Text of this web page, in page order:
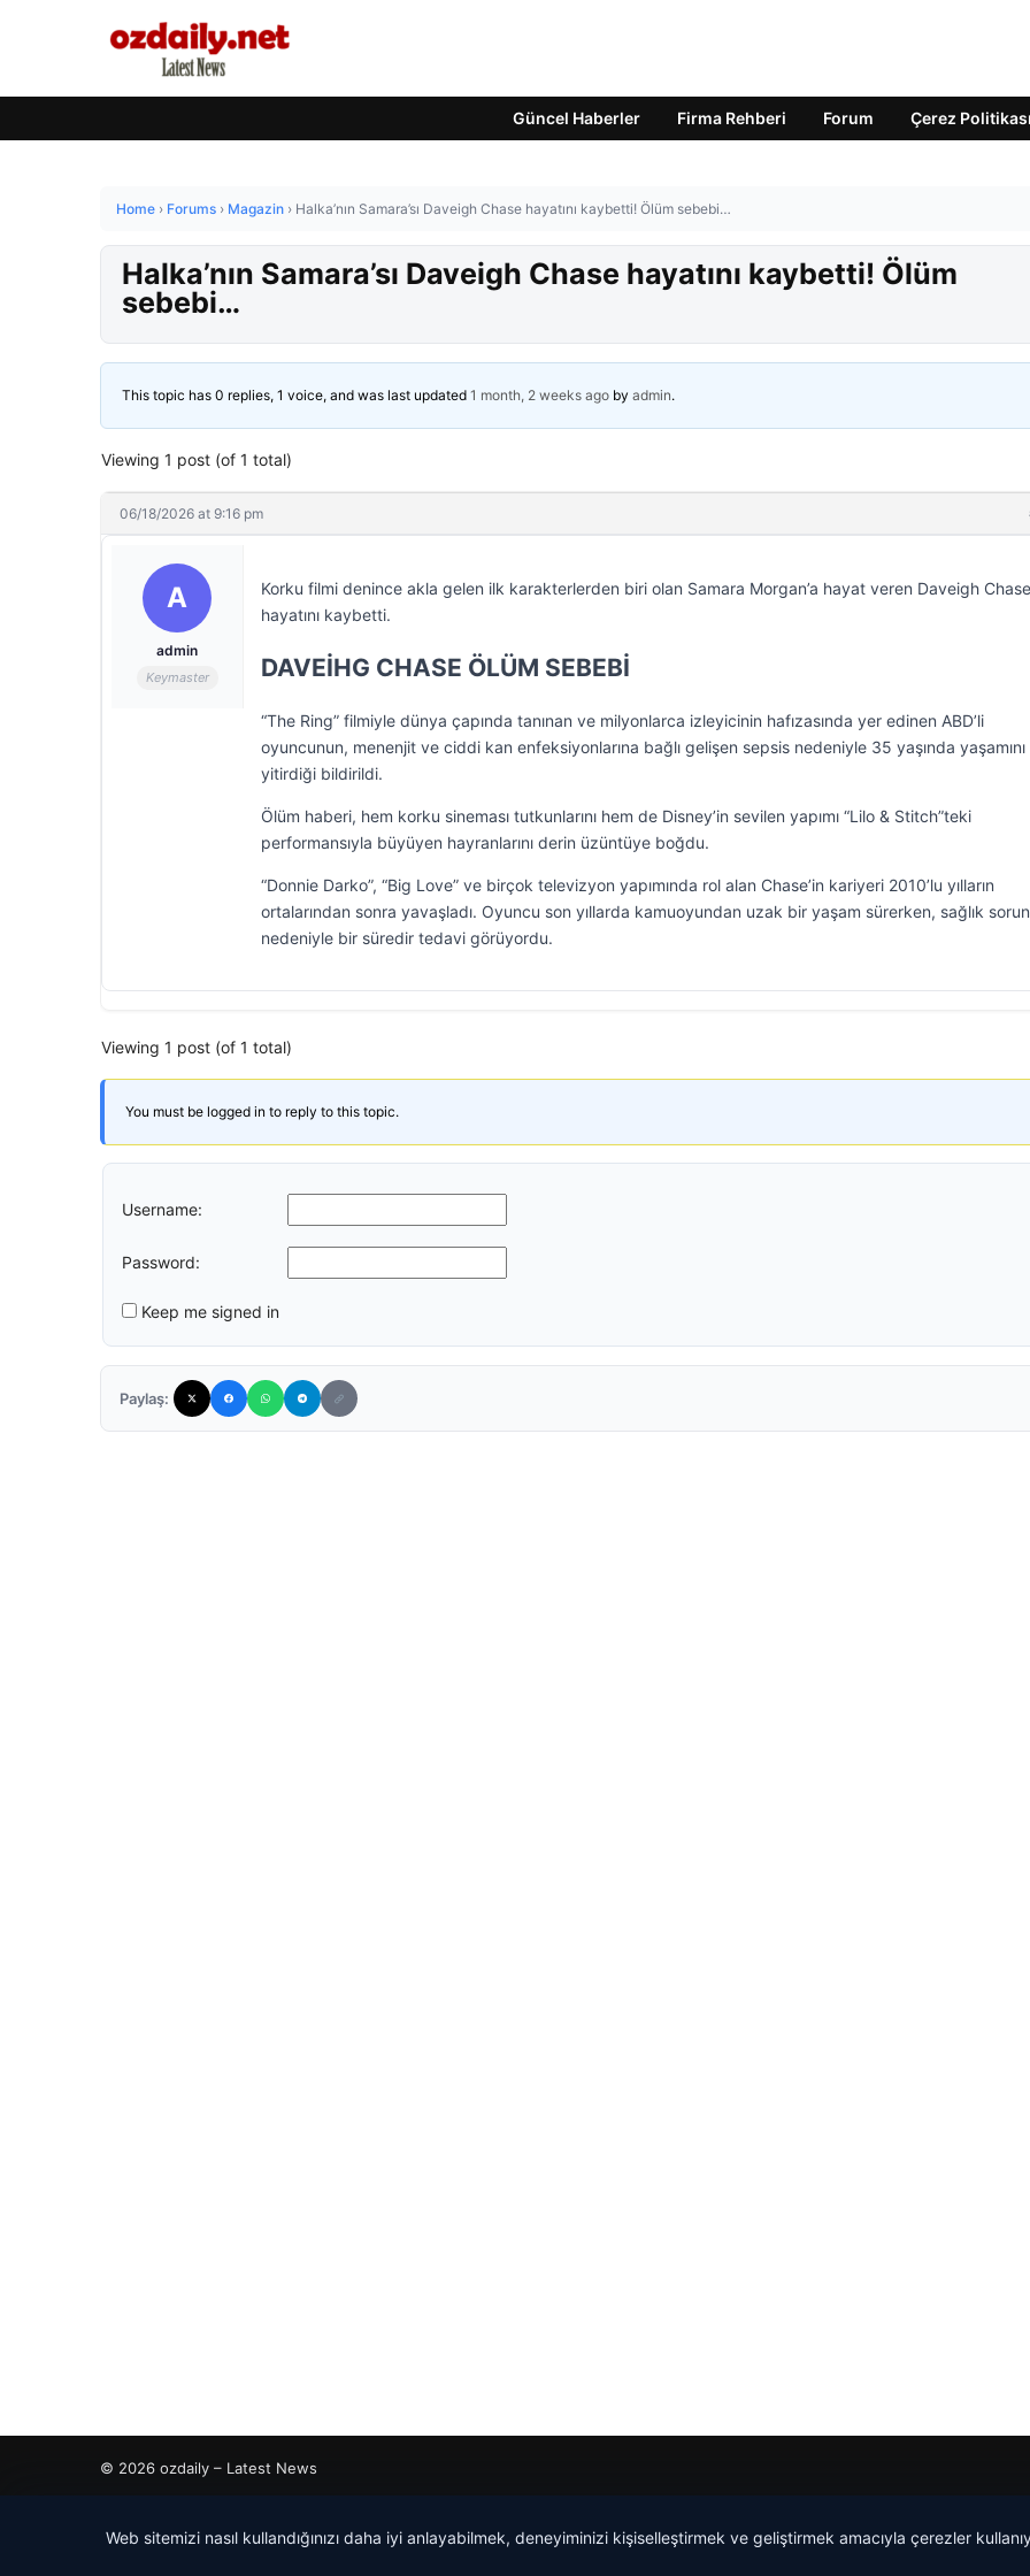
Güncel Haberler Firma Rehberi Forum Çerez Politikası
Home › Forums › Magazin › Halka’nın Samara’sı Daveigh Chase hayatını kaybetti! Ölüm sebebi…
Halka’nın Samara’sı Daveigh Chase hayatını kaybetti! Ölüm
sebebi…
This topic has 0 replies, 1 voice, and was last updated 1 month, 2 weeks ago by admin.
Viewing 1 post (of 1 total)
06/18/2026 at 9:16 pm
A
admin
Keymaster
Korku filmi denince akla gelen ilk karakterlerden biri olan Samara Morgan’a hayat veren Daveigh Chase
hayatını kaybetti.
DAVEİHG CHASE ÖLÜM SEBEBİ
“The Ring” filmiyle dünya çapında tanınan ve milyonlarca izleyicinin hafızasında yer edinen ABD’li
oyuncunun, menenjit ve ciddi kan enfeksiyonlarına bağlı gelişen sepsis nedeniyle 35 yaşında yaşamını
yitirdiği bildirildi.
Ölüm haberi, hem korku sineması tutkunlarını hem de Disney’in sevilen yapımı “Lilo & Stitch”teki
performansıyla büyüyen hayranlarını derin üzüntüye boğdu.
“Donnie Darko”, “Big Love” ve birçok televizyon yapımında rol alan Chase’in kariyeri 2010’lu yılların
ortalarından sonra yavaşladı. Oyuncu son yıllarda kamuoyundan uzak bir yaşam sürerken, sağlık
nedeniyle bir süredir tedavi görüyordu.
Viewing 1 post (of 1 total)
You must be logged in to reply to this topic.
Username:
Password:
Keep me signed in
Paylaş:
© 2026 ozdaily – Latest News
Web sitemizi nasıl kullandığınızı daha iyi anlayabilmek, deneyiminizi kişiselleştirmek ve geliştirmek amacıyla çerezler